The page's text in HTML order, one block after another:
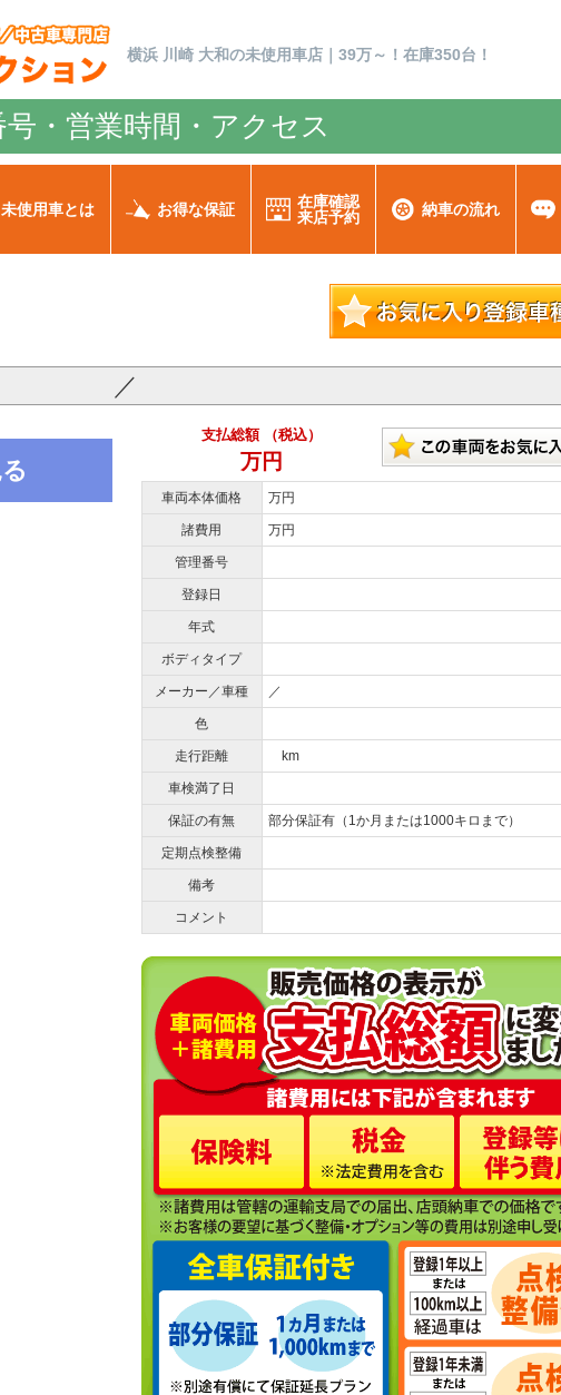
横浜 川崎 大和の未使用車店｜39万～！在庫350台！
号・営業時間・アクセス
未使用車とは お得な保証
在庫確認
来店予約
納車の流れ
／
支払総額 （税込）
万円
車両本体価格 万円
諸費用 万円
管理番号
登録日
年式
ボディタイプ
メーカー／車種 ／
色
走行距離 km
車検満了日
保証の有無 部分保証有（1か月または1000キロまで）
定期点検整備
備考
コメント